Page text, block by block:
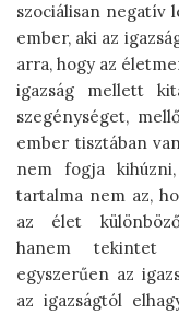
szociálisan negatív
ember, aki az
arra, hogy az
igazság mellett
szegénységet,
ember tisztában
nem fogja
tartalma nem az,
az élet különböző
hanem tekintet
egyszerűen az
az igazságtól